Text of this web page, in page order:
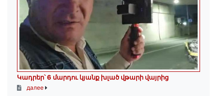
Կադրեր՝ 6 մարդու կյանք խլած վթարի վայրից
далее